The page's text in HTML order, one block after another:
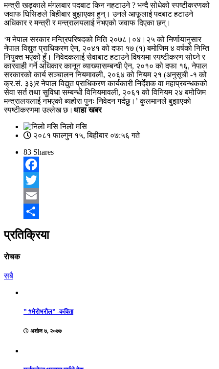
मन्त्री खड्काले मंगलबार पदबाट किन नहटाउने ? भन्दै सोधेको स्पष्टीकरणको
जवाफ घिसिङले बिहीबार बुझाएका हुन्। उनले आफूलाई पदबाट हटाउने
अधिकार र मन्त्री र मन्त्रालयलाई नभएको जवाफ दिएका छन्।
‘म नेपाल सर‌कार मन्त्रिपरिषदको मिति २०७८।०४।२५ को निर्णायानुसार
नेपाल विद्युत प्राधिकरण ऐन, २०४१ को दफा १७ (१) बमोजिम ४ वर्षको निम्ति
नियुक्त भएको हुँ। निवेदकलाई सेवाबाट हटाउने विषयमा स्पष्टीकरण सोध्ने र
कारवाही गर्ने अधिकार कानून व्याख्‍यासम्बन्धी ऐन, २०१० को दफा १६, नेपाल
सरकारको कार्य सञ्‍चालन नियमावली, २०६४ को नियम २१ (अनुसूची -१ को
क्र.सं. ३३)र नेपाल विद्युत प्राधिकरण कार्यकारी निर्देशक वा महाप्रबन्धकको
सेवा सर्त तथा सुविधा सम्बन्धी विनियमावली, २०६१ को विनियम २४ बमोजिम
मन्त्रालयलाई नभएको ब्यहोरा पुनः निवेदन गर्दछु।’ कुलमानले बुझाएको
स्पष्टीकरणमा उल्लेख छ। थाहा खबर
निलो मसि
२०८१ फाल्गुन १५, बिहीबार ०७:५६ गते
83 Shares
Facebook
Twitter
Email
Share
प्रतिक्रिया
रोचक
सबै
” #मेरोभरौल” -कविता
अशोज ७, २०७७